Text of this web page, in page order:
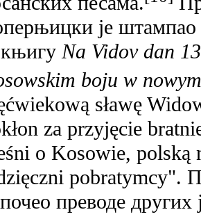
је штампао
књигуNa Vidov dan
boju w
sławę
za przyjęcie
o Kosowie, polską
pobratymcy".
преводе других